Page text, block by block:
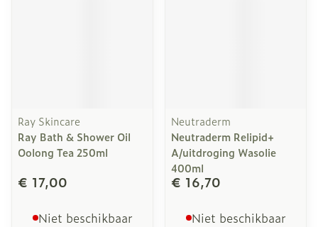
Ray Skincare
Ray Bath & Shower Oil
Oolong Tea 250ml
€ 17,00
Niet beschikbaar
Neutraderm
Neutraderm Relipid+
A/uitdroging Wasolie
400ml
€ 16,70
Niet beschikbaar